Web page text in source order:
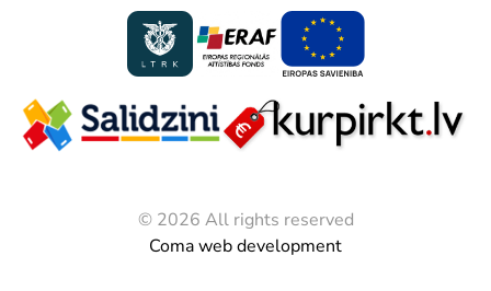
© 2026 All rights reserved
Coma web development